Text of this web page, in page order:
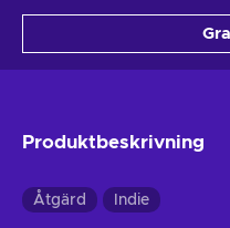
Produktbeskrivning
Åtgärd Indie